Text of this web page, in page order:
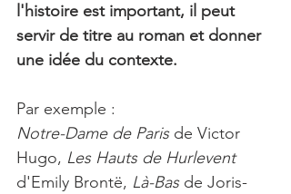
l'histoire est important, il peut
servir de titre au roman et donner
une idée du contexte.
Par exemple :
Notre-Dame de Paris de Victor
Hugo, Les Hauts de Hurlevent
d'Emily Brontë, Là-Bas de Joris-